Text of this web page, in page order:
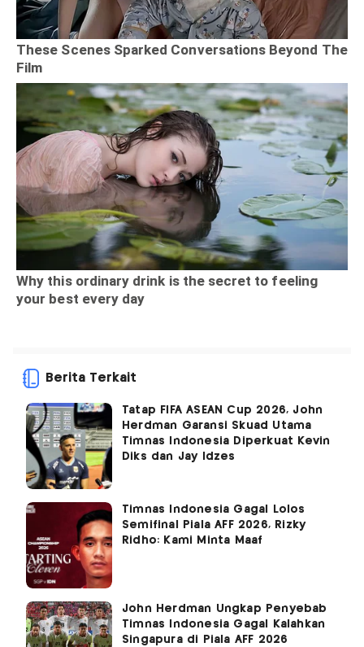
Berita Terkait
Tatap FIFA ASEAN Cup 2026, John
Herdman Garansi Skuad Utama
Timnas Indonesia Diperkuat Kevin
Diks dan Jay Idzes
Timnas Indonesia Gagal Lolos
Semifinal Piala AFF 2026, Rizky
Ridho: Kami Minta Maaf
John Herdman Ungkap Penyebab
Timnas Indonesia Gagal Kalahkan
Singapura di Piala AFF 2026